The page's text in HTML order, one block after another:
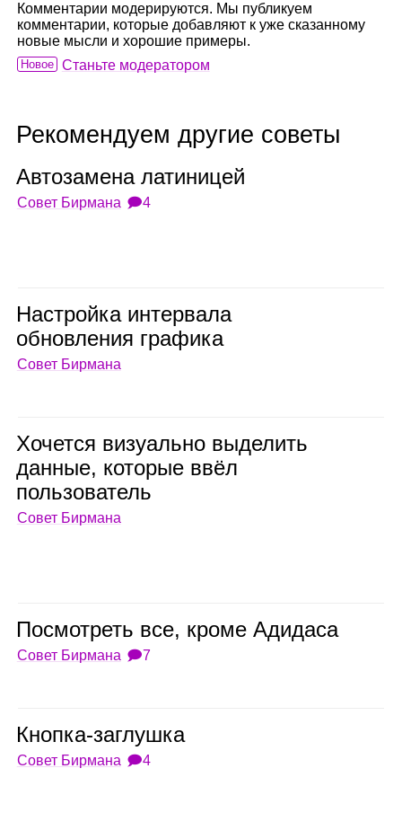
Комментарии модерируются. Мы публикуем
комментарии, которые добавляют к уже сказанному
новые мысли и хорошие примеры.
Новое Станьте модератором
Рекомендуем другие советы
Авто­за­мена лати­ни­цей
Совет Бирмана 🗩4
Настройка интер­вала
обнов­ле­ния гра­фика
Совет Бирмана
Хочется визу­ально выде­лить
дан­ные, кото­рые ввёл
поль­зо­ва­тель
Совет Бирмана
Посмот­реть все, кроме Адидаса
Совет Бирмана 🗩7
Кнопка‑заглушка
Совет Бирмана 🗩4